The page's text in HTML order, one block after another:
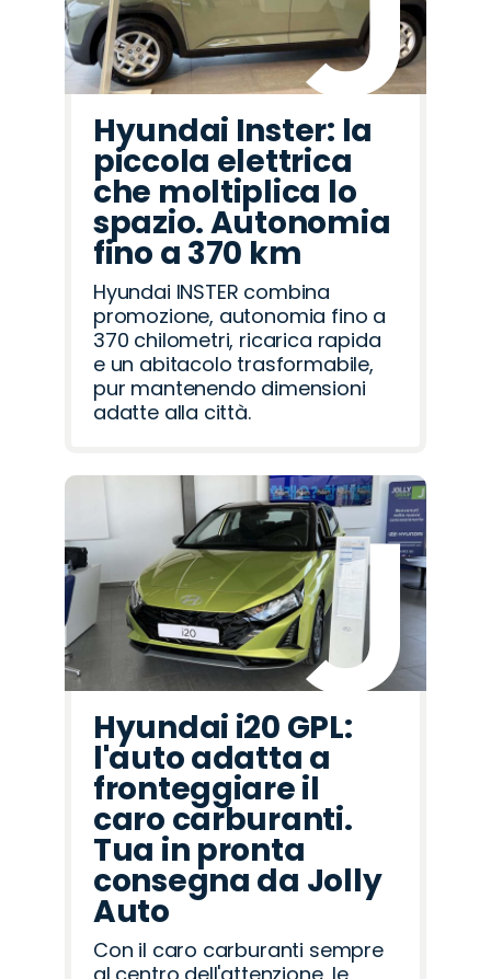
Hyundai Inster: la
piccola elettrica
che moltiplica lo
spazio. Autonomia
fino a 370 km
Hyundai INSTER combina
promozione, autonomia fino a
370 chilometri, ricarica rapida
e un abitacolo trasformabile,
pur mantenendo dimensioni
adatte alla città.
Hyundai i20 GPL:
l'auto adatta a
fronteggiare il
caro carburanti.
Tua in pronta
consegna da Jolly
Auto
Con il caro carburanti sempre